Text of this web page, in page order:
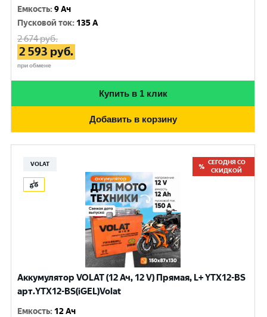
Емкость:9 Ач
Пусковой ток: 135 A
2 674руб.
2 593 руб.
при обмене
Купить в 1 клик
Добавить в корзину
VOLAT
СЕГОДНЯ СО
СКИДКОЙ
Аккумулятор VOLAT (12 Ач, 12 V) Прямая, L+ YTX12-BS
арт.YTX12-BS(iGEL)Volat
Емкость: 12 Ач